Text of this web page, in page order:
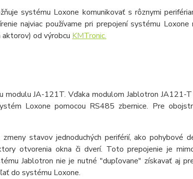
systému Loxone komunikovať s rôznymi
najviac používame pri prepojení systému Loxone
aktorov) od výrobcu KMTronic.
modulu JA-121T. Vďaka modulom Jablotron JA121-
Loxone pomocou RS485 zbernice. Pre
stavov jednoduchých periférií, ako pohybové
otvorenia okna či dverí. Toto prepojenie je
Jablotron nie je nutné "dupľovane" získavať aj
do systému Loxone.